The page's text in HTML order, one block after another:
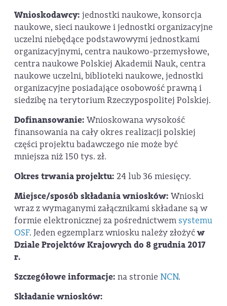
Wnioskodawcy: jednostki naukowe, konsorcja
naukowe, sieci naukowe i jednostki organizacyjne
uczelni niebędące podstawowymi jednostkami
organizacyjnymi, centra naukowo-przemysłowe,
centra naukowe Polskiej Akademii Nauk, centra
naukowe uczelni, biblioteki naukowe, jednostki
organizacyjne posiadające osobowość prawną i
siedzibę na terytorium Rzeczypospolitej Polskiej.
Dofinansowanie: Wnioskowana wysokość
finansowania na cały okres realizacji polskiej
części projektu badawczego nie może być
mniejsza niż 150 tys. zł.
Okres trwania projektu: 24 lub 36 miesięcy.
Miejsce/sposób składania wniosków: Wnioski
wraz z wymaganymi załącznikami składane są w
formie elektronicznej za pośrednictwem systemu
OSF. Jeden egzemplarz wniosku należy złożyćw
Dziale Projektów Krajowych do 8 grudnia 2017
r.
Szczegółowe informacje: na stronie NCN.
Składanie wniosków: